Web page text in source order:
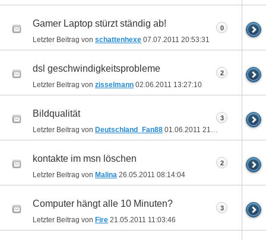
Gamer Laptop stürzt ständig ab!
Letzter Beitrag von schattenhexe 07.07.2011 20:53:31
0
dsl geschwindigkeitsprobleme
Letzter Beitrag von zisselmann 02.06.2011 13:27:10
2
Bildqualität
Letzter Beitrag von Deutschland_Fan88 01.06.2011 21:00:45
3
kontakte im msn löschen
Letzter Beitrag von Malina 26.05.2011 08:14:04
2
Computer hängt alle 10 Minuten?
Letzter Beitrag von Fire 21.05.2011 11:03:46
3